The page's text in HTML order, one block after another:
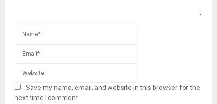
Save my name, email, and website in this browser for the
next time I comment.